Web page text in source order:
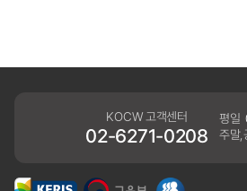
KOCW 고객센터
02-6271-0208
평일
주말,